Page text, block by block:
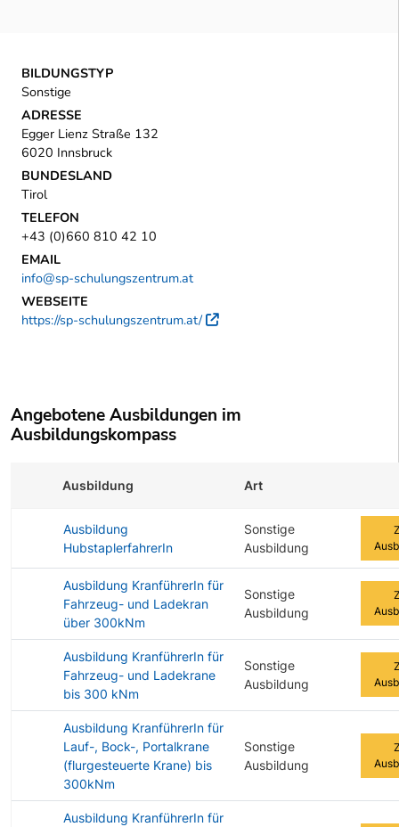
BILDUNGSTYP
Sonstige
ADRESSE
Egger Lienz Straße 132
6020 Innsbruck
BUNDESLAND
Tirol
TELEFON
+43 (0)660 810 42 10
EMAIL
info@sp-schulungszentrum.at
WEBSEITE
https://sp-schulungszentrum.at/
Externer Link
Angebotene Ausbildungen im
Ausbildungskompass
Ausbildung Art
Ausbildung
HubstaplerfahrerIn
Sonstige
Ausbildung
Ausbildung KranführerIn für
Fahrzeug- und Ladekran
über 300kNm
Sonstige
Ausbildung
Ausbildung KranführerIn für
Fahrzeug- und Ladekrane
bis 300 kNm
Sonstige
Ausbildung
Ausbildung KranführerIn für
Lauf-, Bock-, Portalkrane
(flurgesteuerte Krane) bis
300kNm
Sonstige
Ausbildung
Ausbildung KranführerIn für